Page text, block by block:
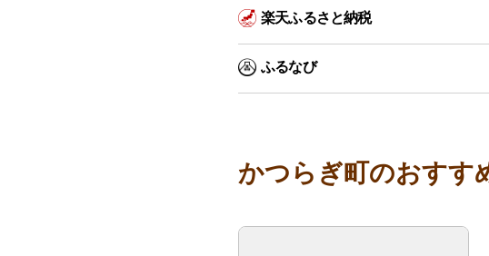
楽天ふるさと納税
ふるなび
かつらぎ町のおすす